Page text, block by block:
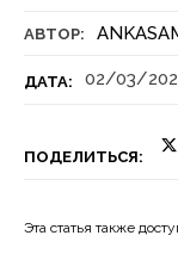
АВТОР:
ДАТА: 02/03/
ПОДЕЛИТЬСЯ:
Эта статья также